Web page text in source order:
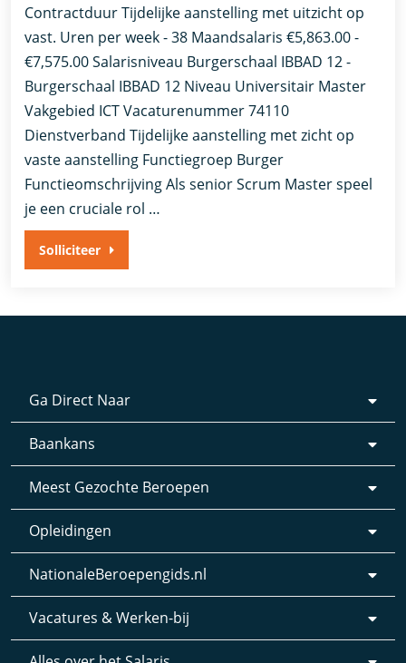
Contractduur Tijdelijke aanstelling met uitzicht op
vast. Uren per week - 38 Maandsalaris €5,863.00 -
€7,575.00 Salarisniveau Burgerschaal IBBAD 12 -
Burgerschaal IBBAD 12 Niveau Universitair Master
Vakgebied ICT Vacaturenummer 74110
Dienstverband ​Tijdelijke aanstelling met zicht op
vaste aanstelling​ Functiegroep Burger
Functieomschrijving Als senior Scrum Master speel
je een cruciale rol …
Solliciteer
Ga Direct Naar
Baankans
Meest Gezochte Beroepen
Opleidingen
NationaleBeroepengids.nl
Vacatures & Werken-bij